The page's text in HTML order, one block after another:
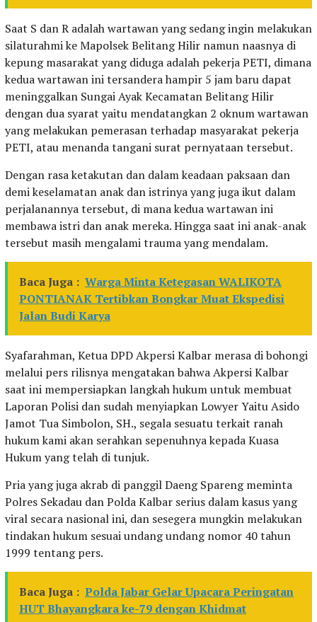
Saat S dan R adalah wartawan yang sedang ingin melakukan
silaturahmi ke Mapolsek Belitang Hilir namun naasnya di
kepung masarakat yang diduga adalah pekerja PETI, dimana
kedua wartawan ini tersandera hampir 5 jam baru dapat
meninggalkan Sungai Ayak Kecamatan Belitang Hilir
dengan dua syarat yaitu mendatangkan 2 oknum wartawan
yang melakukan pemerasan terhadap masyarakat pekerja
PETI, atau menanda tangani surat pernyataan tersebut.
Dengan rasa ketakutan dan dalam keadaan paksaan dan
demi keselamatan anak dan istrinya yang juga ikut dalam
perjalanannya tersebut, di mana kedua wartawan ini
membawa istri dan anak mereka. Hingga saat ini anak-anak
tersebut masih mengalami trauma yang mendalam.
Baca Juga : Warga Minta Ketegasan WALIKOTA
PONTIANAK Tertibkan Bongkar Muat Ekspedisi
Jalan Budi Karya
Syafarahman, Ketua DPD Akpersi Kalbar merasa di bohongi
melalui pers rilisnya mengatakan bahwa Akpersi Kalbar
saat ini mempersiapkan langkah hukum untuk membuat
Laporan Polisi dan sudah menyiapkan Lowyer Yaitu Asido
Jamot Tua Simbolon, SH., segala sesuatu terkait ranah
hukum kami akan serahkan sepenuhnya kepada Kuasa
Hukum yang telah di tunjuk.
Pria yang juga akrab di panggil Daeng Spareng meminta
Polres Sekadau dan Polda Kalbar serius dalam kasus yang
viral secara nasional ini, dan sesegera mungkin melakukan
tindakan hukum sesuai undang undang nomor 40 tahun
1999 tentang pers.
Baca Juga : Polda Jabar Gelar Upacara Peringatan
HUT Bhayangkara ke-79 dengan Khidmat